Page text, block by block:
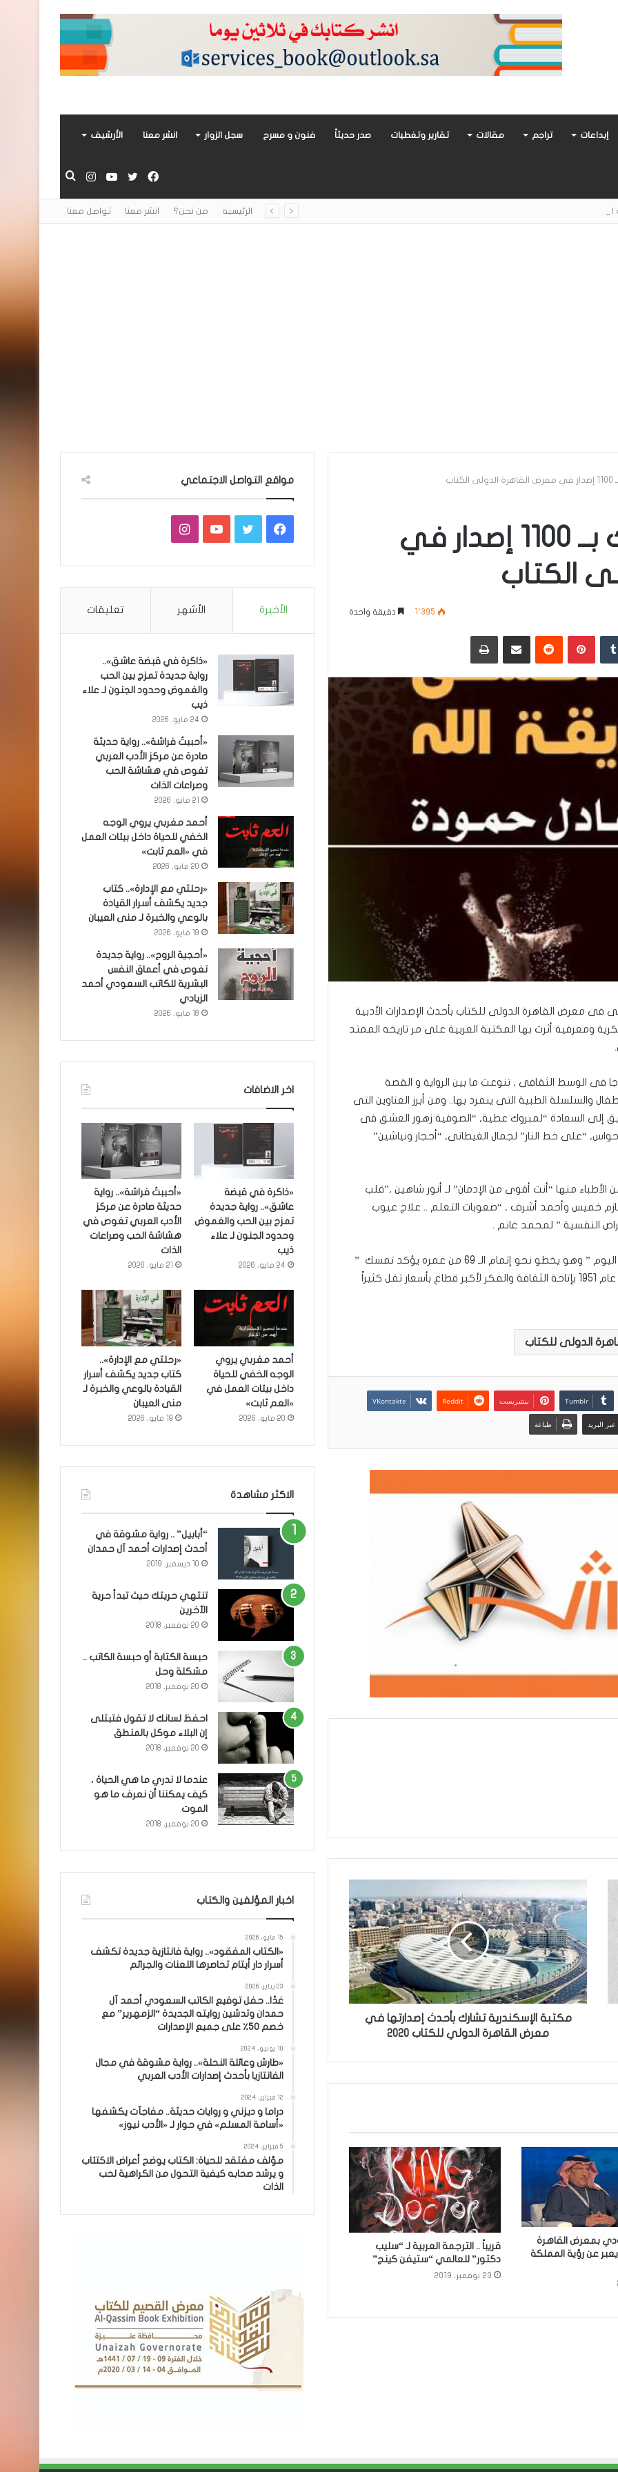
إبداعات تراجم مقالات تقارير وتغطيات صدر حديثاً فنون و مسرح سجل الزوار انشر معنا الأرشيف
بحث
انستقراميوتيوبتويتر
فيسبوك
العربي تغوص في هشاشة الحب وصراعات الذات الرئيسية من نحن؟ انشر معنا تواصل معنا
“كتاب اليوم” يشارك بــ 1100 إصدار في
الكتاب
1٬395 دقيقة واحدة
‏Tumblr بينتيريست
‏Reddit مشاركة عبر البريد طباعة
اليوم ” للعام الــ 51 على التوالى فى معرض القاهرة الدولى للكتاب بأحدث الإصدارات الأدبية
ومعرفية أثرت بها المكتبة العربية على مر تاريخه الممتد
من 1100 عنوانًا حققت رواجا فى الوسط الثقافى , تنوعت ما بين الرواية و القصة
والسلسلة الطبية التى ينفرد بها.. ومن أبرز العناوين التى
إلى السعادة “لمبروك عطية, “الصوفية زهور العشق فى
“على خط النار” لجمال الغيطانى, “أحجار ونياشين”
منها “أنت أقوى من الإدمان” لـ أنور شاهين ,”قلب
خميس وأحمد أشرف , “صعوبات التعلم .. علاج عيوب
النفسية ” لمحمد غانم .
وقال علاء عبد الهادى رئيس تحرير السلسلة أن ” كتاب اليوم ” وهو يخطو نحو إتمام الـ 69 من عمره يؤكد تمسك ”
أخبار اليوم ” بالرسالة التى من أجلها صدرت أول نسخة عام 1951 بإتاحة الثقافة والفكر لأكبر قطاع بأسعار تقل كثيراً
الدولى للكتاب
بينتيريست
البريد طباعة
مكتبة الإسكندرية تشارك بأحدث إصدارتها في
معرض القاهرة الدولي للكتاب 2020
بمعرض القاهرة
يعبر عن رؤية المملكة
قريباً .. الترجمة العربية لـ “سليب
دكتور” للعالمي “ستيفن كينج”
23 نوفمبر، 2019
مواقع التواصل الاجتماعي
فيسبوكتويتر يوتيوبانستقرام
الأخيرة الأشهر تعليقات
«ذاكرة في قبضة عاشق»..
رواية جديدة تمزج بين الحب
والغموض وحدود الجنون لـ علاء
ذيب
24 مايو، 2026
«أحببتُ فراشة».. رواية حديثة
صادرة عن مركز الأدب العربي
تغوص في هشاشة الحب
وصراعات الذات
21 مايو، 2026
أحمد مغربي يروي الوجه
الخفي للحياة داخل بيئات العمل
في «العم ثابت»
20 مايو، 2026
«رحلتي مع الإدارة».. كتاب
جديد يكشف أسرار القيادة
بالوعي والخبرة لـ منى العيبان
19 مايو، 2026
«أحجية الروح».. رواية جديدة
تغوص في أعماق النفس
البشرية للكاتب السعودي أحمد
الزيادي
18 مايو، 2026
اخر الاضافات
«ذاكرة في قبضة
عاشق».. رواية جديدة
تمزج بين الحب والغموض
وحدود الجنون لـ علاء
ذيب
24 مايو، 2026
«أحببتُ فراشة».. رواية
حديثة صادرة عن مركز
الأدب العربي تغوص في
هشاشة الحب وصراعات
الذات
21 مايو، 2026
أحمد مغربي يروي
الوجه الخفي للحياة
داخل بيئات العمل في
«العم ثابت»
20 مايو، 2026
«رحلتي مع الإدارة»..
كتاب جديد يكشف أسرار
القيادة بالوعي والخبرة لـ
منى العيبان
19 مايو، 2026
الاكثر مشاهدة
“أبابيل” .. رواية مشوقة في
أحدث إصدارات أحمد آل حمدان
10 ديسمبر، 2019
تنتهي حريتك حيث تبدأ حرية
الآخرين
20 نوفمبر، 2018
حبسة الكتابة أو حبسة الكاتب ..
مشكلة وحل
20 نوفمبر، 2018
احفظ لسانك لا تقول فتبتلى
إن البلاء موكل بالمنطق
20 نوفمبر، 2018
عندما لا ندري ما هي الحياة ،
كيف يمكننا أن نعرف ما هو
الموت
20 نوفمبر، 2018
اخبار المؤلفين والكتاب
15 مايو، 2026
«الكتاب المفقود».. رواية فانتازية جديدة تكشف
أسرار دار أيتام تحاصرها اللعنات والجرائم
23 يناير، 2026
غدًا.. حفل توقيع الكاتب السعودي أحمد آل
حمدان وتدشين روايته الجديدة “الزمهرير” مع
خصم 50٪ على جميع الإصدارات
10 يونيو، 2024
«طارش وعائلة النحلة».. رواية مشوقة في مجال
الفانتازيا بأحدث إصدارات الأدب العربي
12 فبراير، 2024
دراما و ديزني و روايات حديثة.. مفاجآت يكشفها
«أسامة المسلم» في حوار لـ «الأدب نيوز»
5 فبراير، 2024
مؤلف مفتقد للحياة: الكتاب يوضح أعراض الاكتئاب
و يرشد صحابه كيفية التحول من الكراهية لحب
الذات